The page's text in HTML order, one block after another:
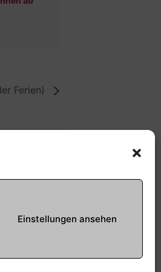
Einstellungen ansehen
Ferien)